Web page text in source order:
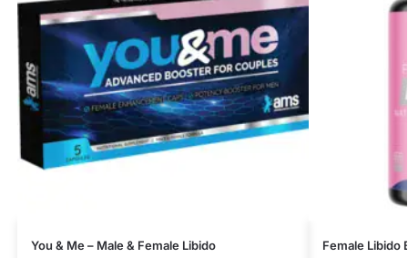
You & Me – Male & Female Libido Female Libido